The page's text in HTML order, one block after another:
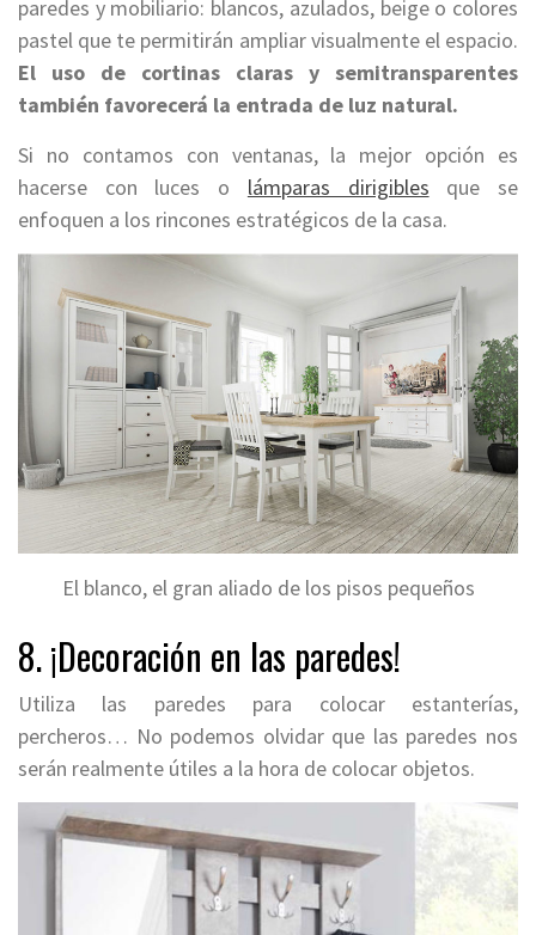
paredes y mobiliario: blancos, azulados, beige o colores
pastel que te permitirán ampliar visualmente el espacio.
El uso de cortinas claras y semitransparentes
también favorecerá la entrada de luz natural.
Si no contamos con ventanas, la mejor opción es
hacerse con luces o lámparas dirigibles que se
enfoquen a los rincones estratégicos de la casa.
El blanco, el gran aliado de los pisos pequeños
8. ¡Decoración en las paredes!
Utiliza las paredes para colocar estanterías,
percheros… No podemos olvidar que las paredes nos
serán realmente útiles a la hora de colocar objetos.